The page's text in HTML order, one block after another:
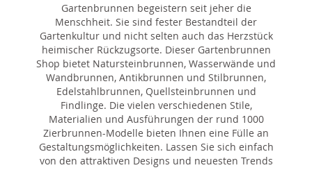
Gartenbrunnen begeistern seit jeher die
Menschheit. Sie sind fester Bestandteil der
Gartenkultur und nicht selten auch das Herzstück
heimischer Rückzugsorte. Dieser Gartenbrunnen
Shop bietet Natursteinbrunnen, Wasserwände und
Wandbrunnen, Antikbrunnen und Stilbrunnen,
Edelstahlbrunnen, Quellsteinbrunnen und
Findlinge. Die vielen verschiedenen Stile,
Materialien und Ausführungen der rund 1000
Zierbrunnen-Modelle bieten Ihnen eine Fülle an
Gestaltungsmöglichkeiten. Lassen Sie sich einfach
von den attraktiven Designs und neuesten Trends